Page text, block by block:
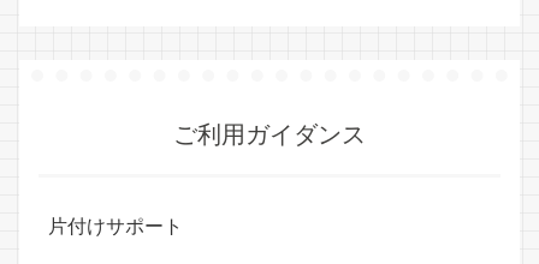
ご利用ガイダンス
片付けサポート